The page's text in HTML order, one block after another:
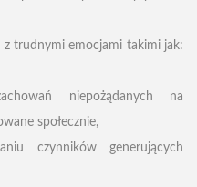
z trudnymi emocjami takimi jak:
niepożądanych na
społecznie,
czynników generujących